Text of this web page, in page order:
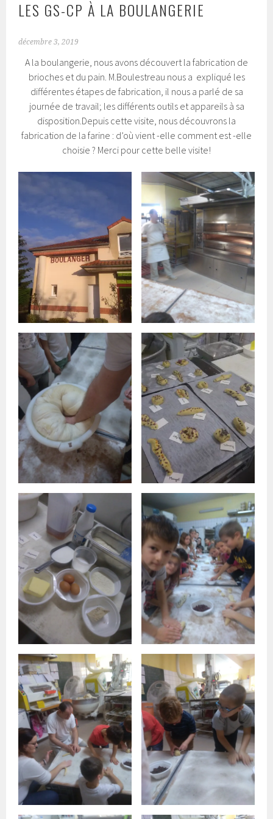
LES GS-CP À LA BOULANGERIE
décembre 3, 2019
A la boulangerie, nous avons découvert la fabrication de
brioches et du pain. M.Boulestreau nous a expliqué les
différentes étapes de fabrication, il nous a parlé de sa
journée de travail; les différents outils et appareils à sa
disposition.Depuis cette visite, nous découvrons la
fabrication de la farine : d’où vient -elle comment est -elle
choisie ? Merci pour cette belle visite!